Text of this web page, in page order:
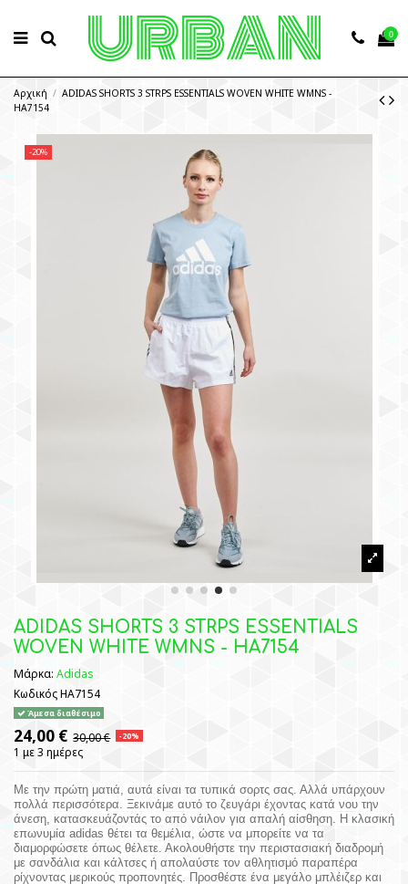
0
Αρχική
ADIDAS SHORTS 3 STRPS ESSENTIALS WOVEN WHITE WMNS -
HA7154
-20%
ADIDAS SHORTS 3 STRPS ESSENTIALS
WOVEN WHITE WMNS - HA7154
Μάρκα: Adidas
ΚωδικόςHA7154
Άμεσα διαθέσιμο
24,00 € 30,00 € -20%
1 με 3 ημέρες
Με την πρώτη ματιά, αυτά είναι τα τυπικά σορτς σας. Αλλά υπάρχουν
πολλά περισσότερα. Ξεκινάμε αυτό το ζευγάρι έχοντας κατά νου την
άνεση, κατασκευάζοντάς το από νάιλον για απαλή αίσθηση. Η κλασική
επωνυμία adidas θέτει τα θεμέλια, ώστε να μπορείτε να τα
διαμορφώσετε όπως θέλετε. Ακολουθήστε την περιστασιακή διαδρομή
με σανδάλια και κάλτσες ή απολαύστε τον αθλητισμό παραπέρα
ρίχνοντας μερικούς προπονητές. Προσθέστε ένα μεγάλο μπλέιζερ και